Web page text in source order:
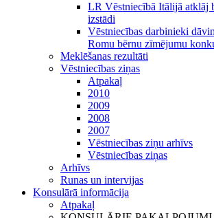
LR Vēstniecībā Itālijā atklāj
izstādi
Vēstniecības darbinieki
Romu bērnu zīmējumu
Meklēšanas rezultāti
Vēstniecības ziņas
Atpakaļ
2010
2009
2008
2007
Vēstniecības ziņu arhīvs
Vēstniecības ziņas
Arhīvs
Runas un intervijas
Konsulārā informācija
Atpakaļ